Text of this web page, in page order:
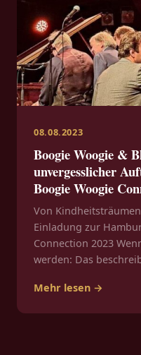
08.08.2023
Boogie Woogie &
unvergesslicher
Boogie Woogie
Von
Einladung zur
Connection 2023
werden: Das
Mehr lesen →